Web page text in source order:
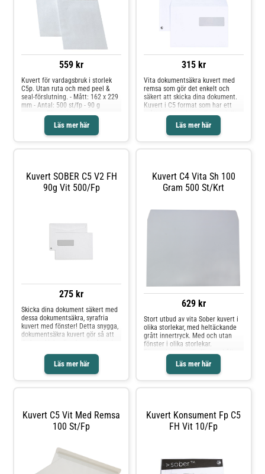
559 kr
Läs mer här
Kuvert för vardagsbruk i storlek
C5p. Utan ruta och med peel &
seal-förslutning. - Mått: 162 x 229
mm - Antal: 500 st/fp - 90 g
papper - Färg: vit
315 kr
Läs mer här
Vita dokumentsäkra kuvert med
remsa som gör det enkelt och
säkert att skicka dina dokument.
Kuvert i C5 format som har ett
grått innertryck som är speciellt
framtagna för tryck i digital
produktion. Stående flik.
Svanenmärkta. - Peel & Seel - Med
Kuvert SOBER C5 V2 FH
90g Vit 500/fp
275 kr
Läs mer här
Skicka dina dokument säkert med
dessa dokumentsäkra, syrafria
kuvert med fönster! Detta snygga,
dokumentsäkra kuvert gör så att
har ett grått innertryck som gör
att det inte går att se igenom det.
Kuvertet är syrafritt! - Syrafritt -
Licensnummer 30410742
Kuvert C4 Vita Sh 100
Gram 500 St/krt
629 kr
Läs mer här
Stort utbud av vita Sober kuvert i
olika storlekar, med heltäckande
grått innertryck. Med och utan
fönster i olika storlekar.
Fönsterkuverten är för innehåll
som är färdigt adresserat,
praktiskt och enkelt.* Vit* Finns i
flera storlekar* Självhäftande*
Kuvert C5 Vit Med Remsa
100 St/fp
Kuvert Konsument Fp C5
FH Vit 10/fp